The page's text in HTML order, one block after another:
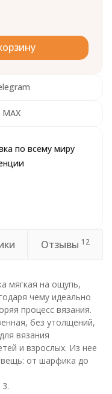
по всему миру
Отзывы 12
мягкая на ощупь,
чему идеально
процесс вязания.
без утолщений,
вязания
и взрослых. Из нее
от шарфика до